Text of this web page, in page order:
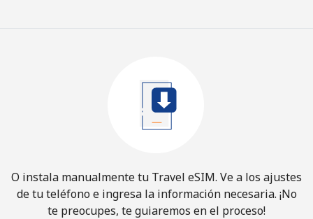
O instala manualmente tu Travel eSIM. Ve a los ajustes
de tu teléfono e ingresa la información necesaria. ¡No
te preocupes, te guiaremos en el proceso!